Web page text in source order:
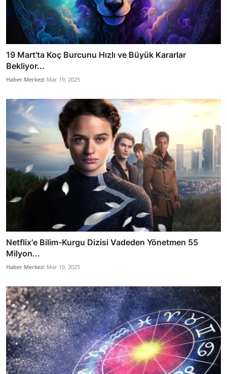
19 Mart’ta Koç Burcunu Hızlı ve Büyük Kararlar
Bekliyor...
Haber Merkezi Mar 19, 2025
Netflix'e Bilim-Kurgu Dizisi Vadeden Yönetmen 55
Milyon...
Haber Merkezi Mar 19, 2025